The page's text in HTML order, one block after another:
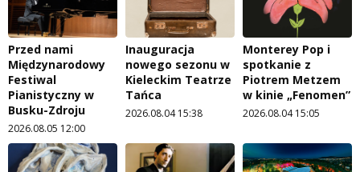
Przed nami
Międzynarodowy
Festiwal
Pianistyczny w
Busku-Zdroju
2026.08.05 12:00
Inauguracja
nowego sezonu w
Kieleckim Teatrze
Tańca
2026.08.04 15:38
Monterey Pop i
spotkanie z
Piotrem Metzem
w kinie „Fenomen”
2026.08.04 15:05